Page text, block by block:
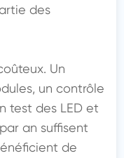
des
Un
un contrôle
test des LED et
an suffisent